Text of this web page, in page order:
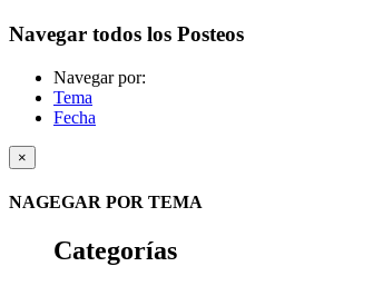
Navegar todos los Posteos
Navegar por:
Tema
Fecha
×
NAGEGAR POR TEMA
Categorías